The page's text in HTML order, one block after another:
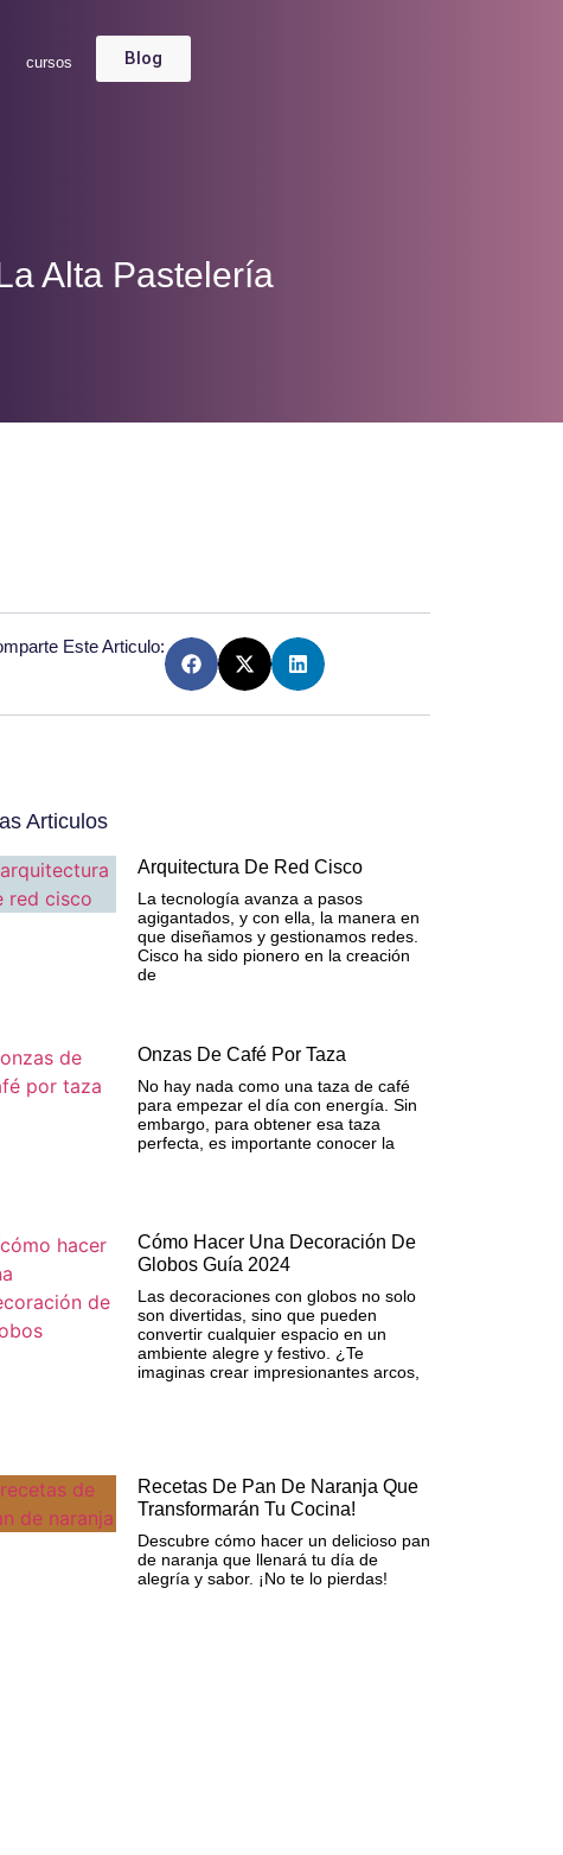
cursos Blog
Alta Pastelería
Este Articulo:
Articulos
Arquitectura De Red Cisco
La tecnología avanza a pasos
agigantados, y con ella, la manera en
que diseñamos y gestionamos redes.
Cisco ha sido pionero en la creación
de
Onzas De Café Por Taza
No hay nada como una taza de café
para empezar el día con energía. Sin
embargo, para obtener esa taza
perfecta, es importante conocer la
Cómo Hacer Una Decoración De
Globos Guía 2024
Las decoraciones con globos no solo
son divertidas, sino que pueden
convertir cualquier espacio en un
ambiente alegre y festivo. ¿Te
imaginas crear impresionantes arcos,
Recetas De Pan De Naranja Que
Transformarán Tu Cocina!
Descubre cómo hacer un delicioso pan
de naranja que llenará tu día de
alegría y sabor. ¡No te lo pierdas!